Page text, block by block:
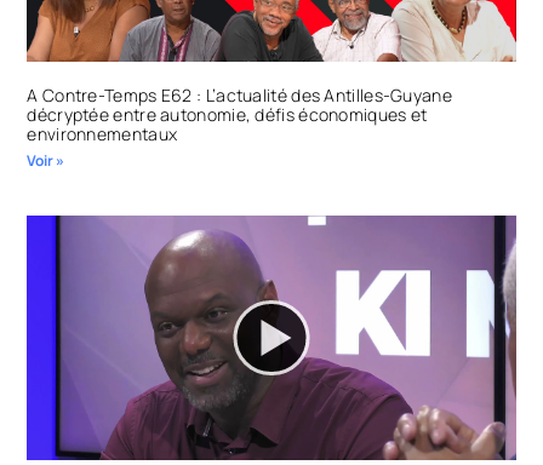
A Contre-Temps E62 : L’actualité des Antilles-Guyane
décryptée entre autonomie, défis économiques et
environnementaux
Voir »